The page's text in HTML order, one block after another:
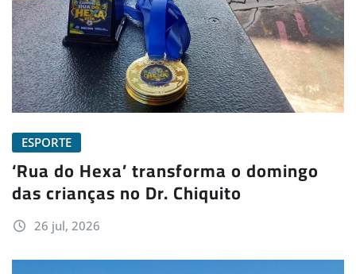
ESPORTE
‘Rua do Hexa’ transforma o domingo
das crianças no Dr. Chiquito
26 jul, 2026